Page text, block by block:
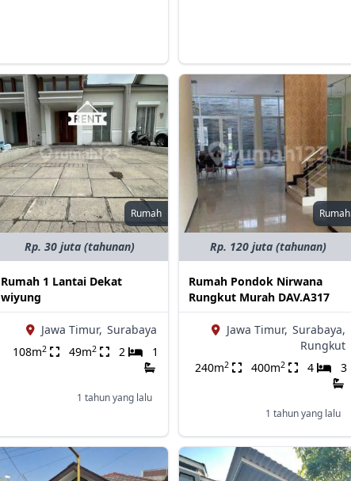
Rumah
Rp. 30 juta (tahunan)
Rumah 1 Lantai Dekat
wiyung
Jawa Timur, Surabaya
108m2 49m2 2 1
1 tahun yang lalu
Rumah
Rp. 120 juta (tahunan)
Rumah Pondok Nirwana
Rungkut Murah DAV.A317
Jawa Timur, Surabaya,
Rungkut
240m2 400m2 4 3
1 tahun yang lalu